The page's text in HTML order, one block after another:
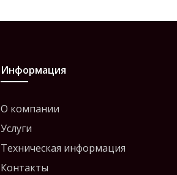
Информация
О компании
Услуги
Техническая информация
Контакты